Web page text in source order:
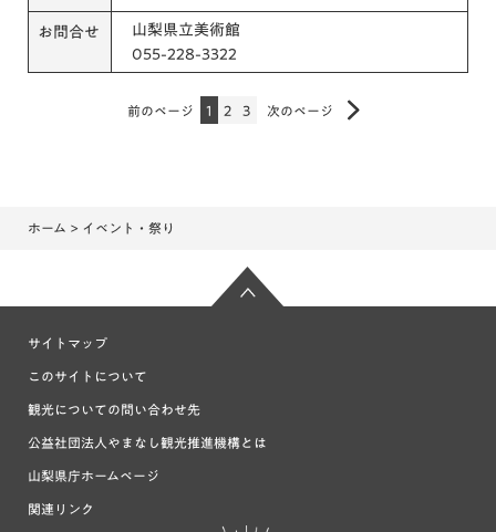
お問合せ
山梨県立美術館
055-228-3322
前のページ 1 2 3 次のページ
ホーム > イベント・祭り
サイトマップ
このサイトについて
観光についての問い合わせ先
公益社団法人やまなし観光推進機構とは
山梨県庁ホームページ
関連リンク